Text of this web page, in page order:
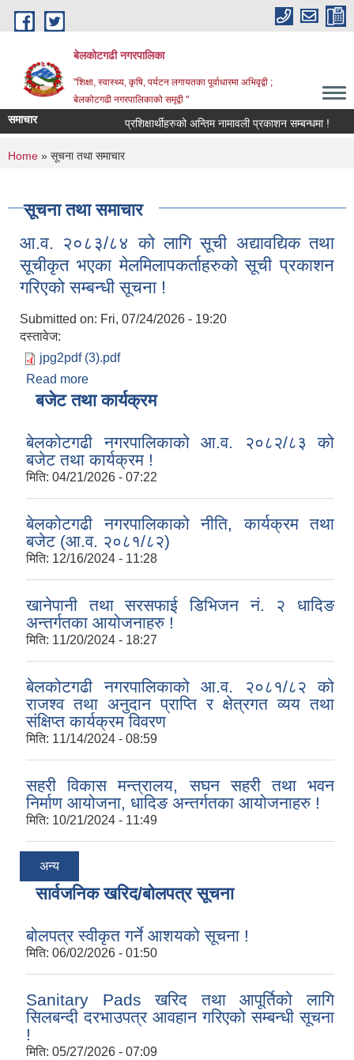
Skip to main content
बेलकोटगढी नगरपालिका
"शिक्षा, स्वास्थ्य, कृषि, पर्यटन लगायतका पूर्वाधारमा अभिवृद्वी ;
बेलकोटगढी नगरपालिकाको समृद्वी "
समाचार प्रशिक्षार्थीहरुको अन्तिम नामावली प्रकाशन सम्बन्धमा !
You are here
Home » सूचना तथा समाचार
सूचना तथा समाचार
आ.व. २०८३/८४ को लागि सूची अद्यावद्यिक तथा
सूचीकृत भएका मेलमिलापकर्ताहरुको सूची प्रकाशन
गरिएको सम्बन्धी सूचना !
Submitted on: Fri, 07/24/2026 - 19:20
दस्तावेज:
jpg2pdf (3).pdf
Read more
सूचीकृत भएका मेलमिलापकर्ताहरुको सूची प्रकाशन गरिएको
सम्बन्धी सूचना !
बजेट तथा कार्यक्रम
बेलकोटगढी नगरपालिकाको आ.व. २०८२/८३ को
बजेट तथा कार्यक्रम !
मिति: 04/21/2026 - 07:22
बेलकोटगढी नगरपालिकाको नीति, कार्यक्रम तथा
बजेट (आ.व. २०८१/८२)
मिति: 12/16/2024 - 11:28
खानेपानी तथा सरसफाई डिभिजन नं. २ धादिङ
अन्तर्गतका आयोजनाहरु !
मिति: 11/20/2024 - 18:27
बेलकोटगढी नगरपालिकाको आ.व. २०८१/८२ को
राजश्व तथा अनुदान प्राप्ति र क्षेत्रगत व्यय तथा
संक्षिप्त कार्यक्रम विवरण
मिति: 11/14/2024 - 08:59
सहरी विकास मन्त्रालय, सघन सहरी तथा भवन
निर्माण आयोजना, धादिङ अन्तर्गतका आयोजनाहरु !
मिति: 10/21/2024 - 11:49
अन्य
सार्वजनिक खरिद/बोलपत्र सूचना
बोलपत्र स्वीकृत गर्ने आशयको सूचना !
मिति: 06/02/2026 - 01:50
Sanitary Pads खरिद तथा आपूर्तिको लागि
सिलबन्दी दरभाउपत्र आवहान गरिएको सम्बन्धी सूचना
!
मिति: 05/27/2026 - 07:09